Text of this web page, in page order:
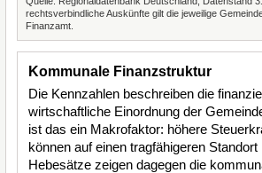
rechtsverbindliche Auskünfte gilt die jeweilige
Finanzamt.
Kommunale Finanzstruktur
Die Kennzahlen beschreiben die
wirtschaftliche Einordnung der
ist das ein Makrofaktor: höhere
können auf einen tragfähigeren Standort
Hebesätze zeigen dagegen die